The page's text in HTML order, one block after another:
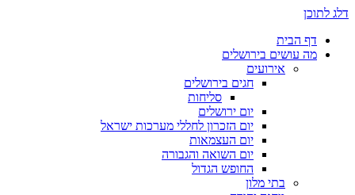
דלג לתוכן
דף הבית
מה עושים בירושלים
אירועים
חגים בירושלים
סליחות
יום ירושלים
יום הזכרון לחללי מערכות ישראל
יום העצמאות
יום השואה והגבורה
החופש הגדול
בתי מלון